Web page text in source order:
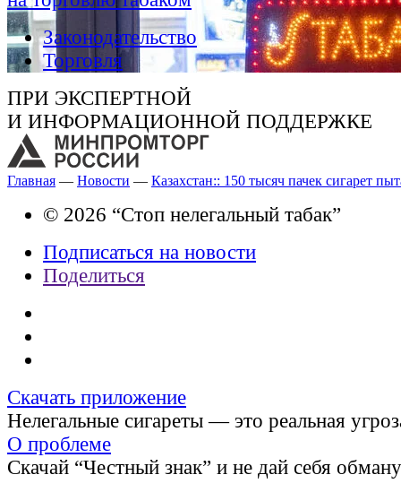
Законодательство
Торговля
ПРИ ЭКСПЕРТНОЙ
И ИНФОРМАЦИОННОЙ ПОДДЕРЖКЕ
Главная — Новости — Казахстан:: 150 тысяч пачек сигарет
© 2026 “Стоп нелегальный табак”
Подписаться на новости
Поделиться
Скачать приложение
Нелегальные сигареты — это реальная
О проблеме
Скачай “Честный знак” и не дай себя